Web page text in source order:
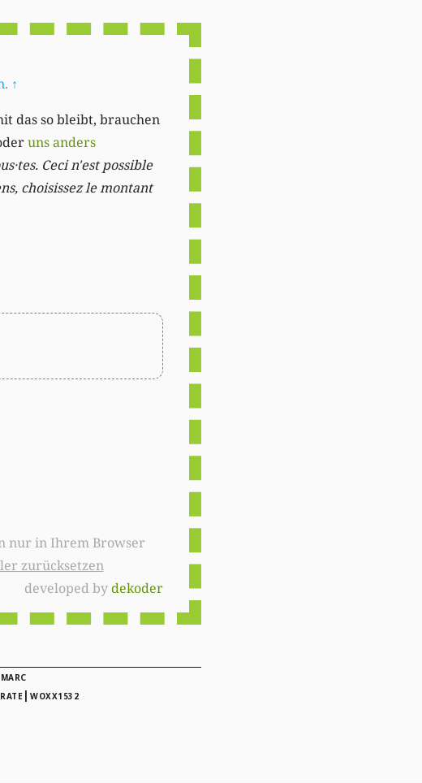
↑
das so bleibt, brauchen
uns anders
Ceci n'est possible
choisissez le montant
zurücksetzen
developed bydekoder
MARC
| WOXX1532